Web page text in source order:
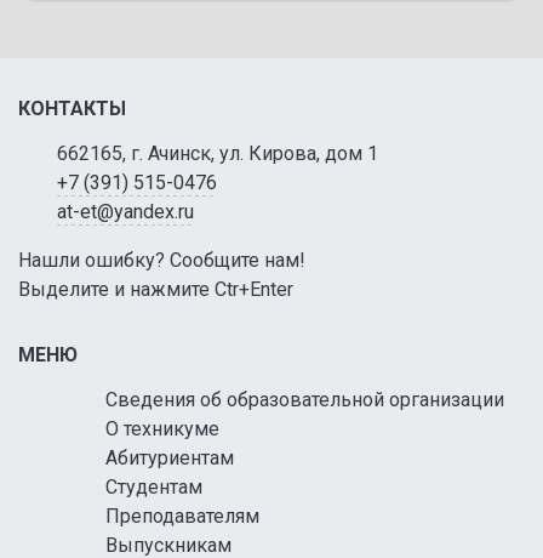
КОНТАКТЫ
662165, г. Ачинск, ул. Кирова, дом 1
+7 (391) 515-0476
at-et@yandex.ru
Нашли ошибку? Сообщите нам!
Выделите и нажмите Ctr+Enter
МЕНЮ
Сведения об образовательной организации
О техникуме
Абитуриентам
Студентам
Преподавателям
Выпускникам